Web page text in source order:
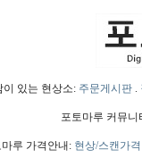
이 있는 현상소: 주문게시판.
포토마루 커뮤
마루 가격안내: 현상/스캔가격